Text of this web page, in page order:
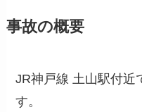
事故の概要
JR神戸線 土山駅付近
す。